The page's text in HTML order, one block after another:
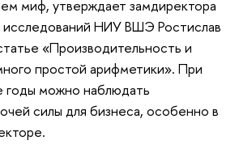
миф, утверждает замдиректора
НИУ ВШЭ Ростислав
«Производительность и
простой арифметики». При
годы можно наблюдать
силы для бизнеса, особенно в